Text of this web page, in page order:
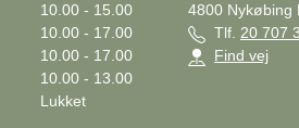
10.00 - 15.00
10.00 - 17.00
10.00 - 17.00
10.00 - 13.00
Lukket
4800 Nykøbing
Tlf. 20 707
Find vej